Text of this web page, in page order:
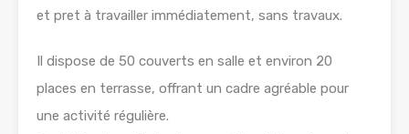
et pret à travailler immédiatement, sans travaux.
Il dispose de 50 couverts en salle et environ 20
places en terrasse, offrant un cadre agréable pour
une activité régulière.